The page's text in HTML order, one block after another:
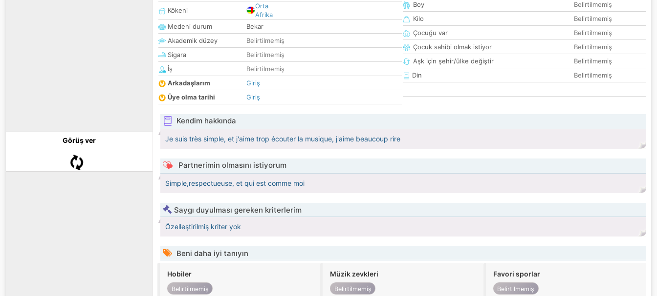
Görüş ver
Kökeni
Orta
Afrika
Medeni durum
Bekar
Akademik düzey
Belirtilmemiş
Sigara
Belirtilmemiş
İş
Belirtilmemiş
Arkadaşlarım
Giriş
Üye olma tarihi
Giriş
Boy
Belirtilmemiş
Kilo
Belirtilmemiş
Çocuğu var
Belirtilmemiş
Çocuk sahibi olmak istiyor
Belirtilmemiş
Aşk için şehir/ülke değiştir
Belirtilmemiş
Din
Belirtilmemiş
Kendim hakkında
Je suis très simple, et j'aime trop écouter la musique, j'aime beaucoup rire
Partnerimin olmasını istiyorum
Simple,respectueuse, et qui est comme moi
Saygı duyulması gereken kriterlerim
Özelleştirilmiş kriter yok
Beni daha iyi tanıyın
Hobiler
Belirtilmemiş
Müzik zevkleri
Belirtilmemiş
Favori sporlar
Belirtilmemiş